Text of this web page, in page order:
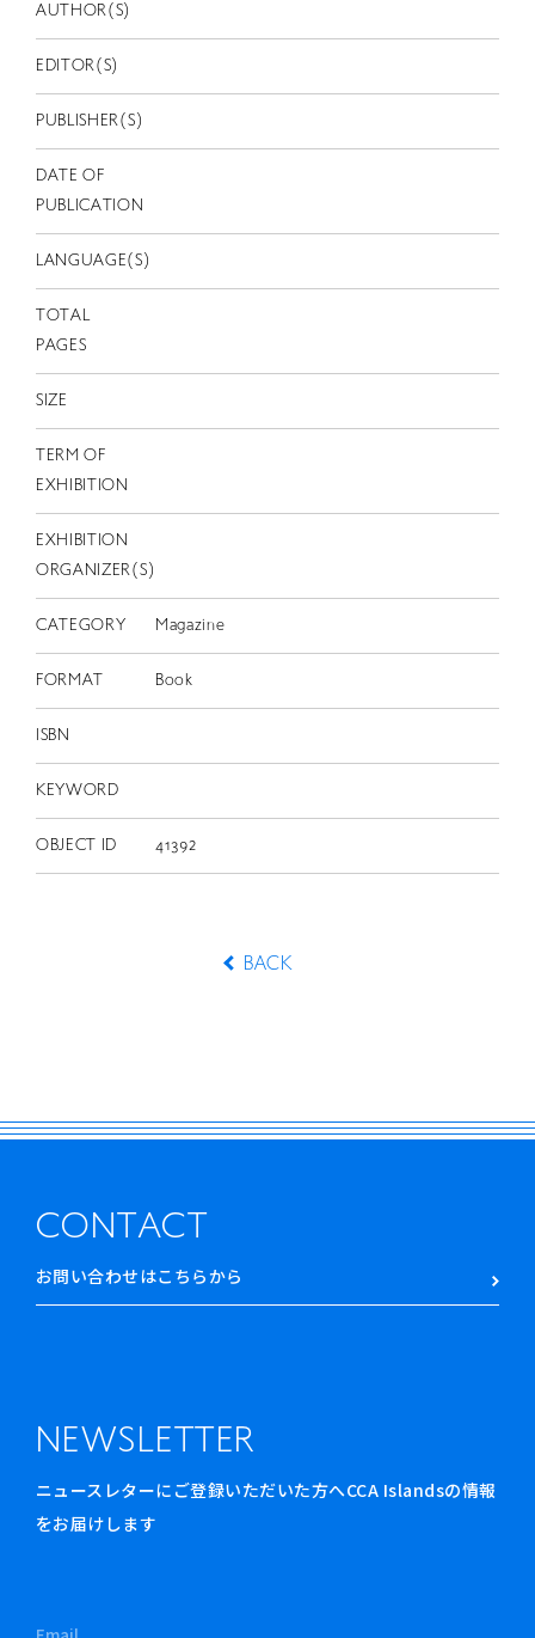
EN
AUTHOR(S)
EDITOR(S)
PUBLISHER(S)
DATE OF
PUBLICATION
LANGUAGE(S)
TOTAL
PAGES
SIZE
TERM OF
EXHIBITION
EXHIBITION
ORGANIZER(S)
CATEGORY Magazine
FORMAT Book
ISBN
KEYWORD
OBJECT ID 41392
BACK
CONTACT
お問い合わせはこちらから
NEWSLETTER
ニュースレターにご登録いただいた方へCCA Islandsの情報
をお届けします